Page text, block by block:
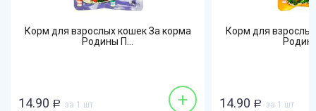
Корм для взрослых кошек За корма
Родины П...
14.90 Р за 1 шт +
Корм для
14.90 Р за 1 шт